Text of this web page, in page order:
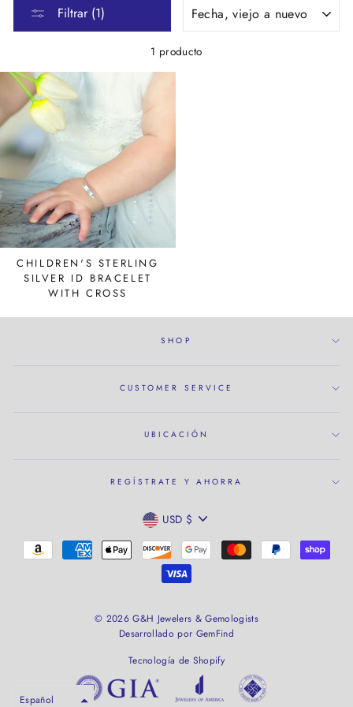
Filtrar (1)
1 producto
CHILDREN'S STERLING
SILVER ID BRACELET
WITH CROSS
SHOP
CUSTOMER SERVICE
UBICACIÓN
REGÍSTRATE Y AHORRA
MONEDA
USD $
© 2026 G&H Jewelers & Gemologists
Desarrollado por GemFind
Tecnología de Shopify
Español